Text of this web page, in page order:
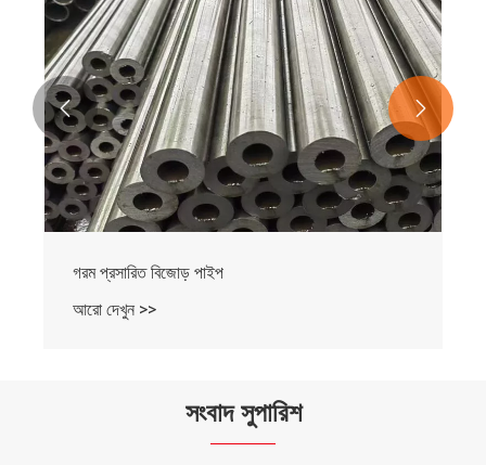
গরম প্রসারিত ইস্পাত পাইপ
আরো দেখুন >>
 
সংবাদ সুপারিশ